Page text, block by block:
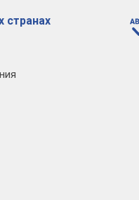
странах